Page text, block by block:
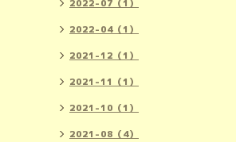
2022-07（1）
2022-04（1）
2021-12（1）
2021-11（1）
2021-10（1）
2021-08（4）